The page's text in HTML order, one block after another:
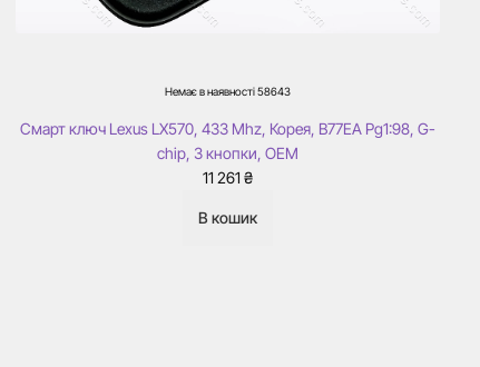
Немає в наявності58643
Смарт ключ Lexus LX570, 433 Mhz, Корея, B77EA Pg1:98, G-
chip, 3 кнопки, ОЕМ
11 261₴
В кошик